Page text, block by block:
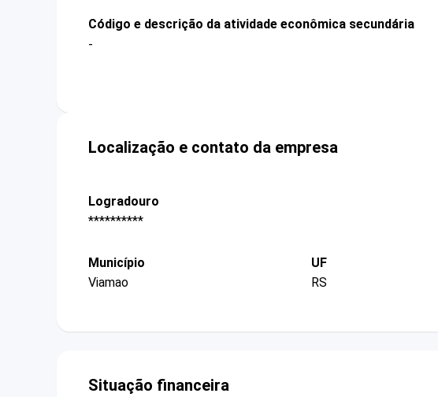
Código e descrição da atividade econômica secundária
-
Localização e contato da empresa
Logradouro
**********
Município
Viamao
UF
RS
Situação financeira